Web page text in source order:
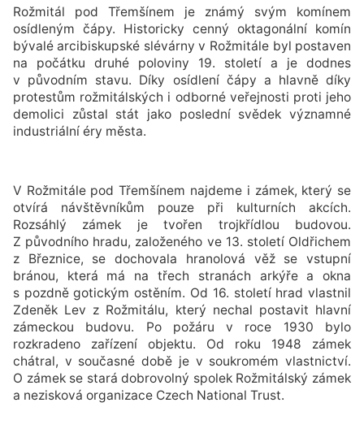
Rožmitál pod Třemšínem je známý svým komínem
osídleným čápy. Historicky cenný oktagonální komín
bývalé arcibiskupské slévárny v Rožmitále byl postaven
na počátku druhé poloviny 19. století a je dodnes
v původním stavu. Díky osídlení čápy a hlavně díky
protestům rožmitálských i odborné veřejnosti proti jeho
demolici zůstal stát jako poslední svědek významné
industriální éry města.
V Rožmitále pod Třemšínem najdeme i zámek, který se
otvírá návštěvníkům pouze při kulturních akcích.
Rozsáhlý zámek je tvořen trojkřídlou budovou.
Z původního hradu, založeného ve 13. století Oldřichem
z Březnice, se dochovala hranolová věž se vstupní
bránou, která má na třech stranách arkýře a okna
s pozdně gotickým ostěním. Od 16. století hrad vlastnil
Zdeněk Lev z Rožmitálu, který nechal postavit hlavní
zámeckou budovu. Po požáru v roce 1930 bylo
rozkradeno zařízení objektu. Od roku 1948 zámek
chátral, v současné době je v soukromém vlastnictví.
O zámek se stará dobrovolný spolek Rožmitálský zámek
a nezisková organizace Czech National Trust.